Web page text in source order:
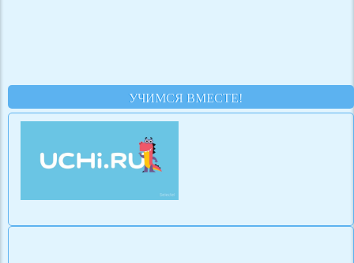
УЧИМСЯ ВМЕСТЕ!